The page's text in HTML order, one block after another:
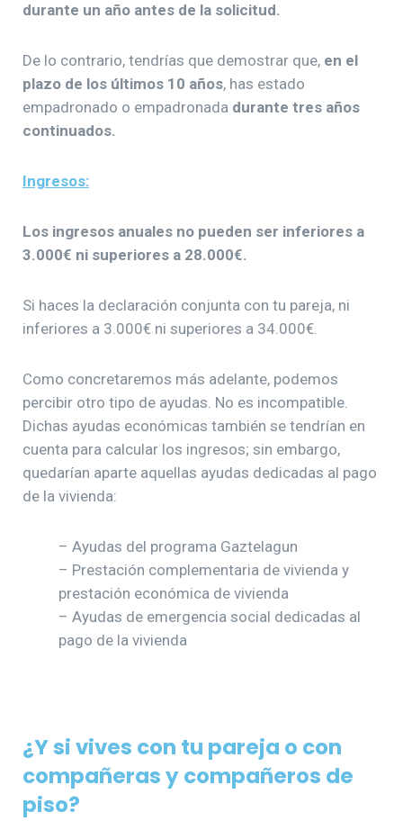
durante un año antes de la solicitud.
De lo contrario, tendrías que demostrar que, en el
plazo de los últimos 10 años, has estado
empadronado o empadronada durante tres años
continuados.
Ingresos:
Los ingresos anuales no pueden ser inferiores a
3.000€ ni superiores a 28.000€.
Si haces la declaración conjunta con tu pareja, ni
inferiores a 3.000€ ni superiores a 34.000€.
Como concretaremos más adelante, podemos
percibir otro tipo de ayudas. No es incompatible.
Dichas ayudas económicas también se tendrían en
cuenta para calcular los ingresos; sin embargo,
quedarían aparte aquellas ayudas dedicadas al pago
de la vivienda:
– Ayudas del programa Gaztelagun
– Prestación complementaria de vivienda y
prestación económica de vivienda
– Ayudas de emergencia social dedicadas al
pago de la vivienda
¿Y si vives con tu pareja o con
compañeras y compañeros de
piso?